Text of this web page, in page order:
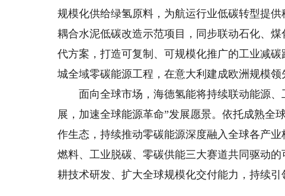
规模化供给绿氢原料，为航运行业低碳转型提
耦合水泥低碳改造示范项目，同步联动石化、
代方案，打造可复制、可规模化推广的工业减
城全域零碳能源工程，在意大利建成欧洲规模领
面向全球市场，海德氢能将持续联动能源、
展，加速全球能源革命”发展愿景。依托成熟全
作生态，持续推动零碳能源深度融入全球各产
燃料、工业脱碳、零碳供能三大赛道共同驱动
耕技术研发、扩大全球规模化交付能力，持续